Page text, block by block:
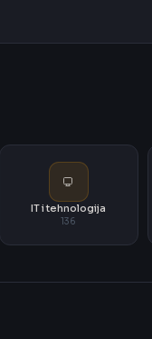
IT i tehnologija
136